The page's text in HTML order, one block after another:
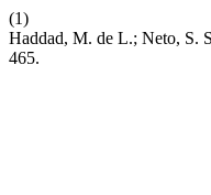
(1)
Haddad, M. de L.; Neto, S.
465.